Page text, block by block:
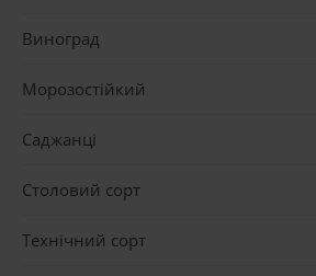
Виноград
Морозостійкий
Саджанці
Столовий сорт
Технічний сорт